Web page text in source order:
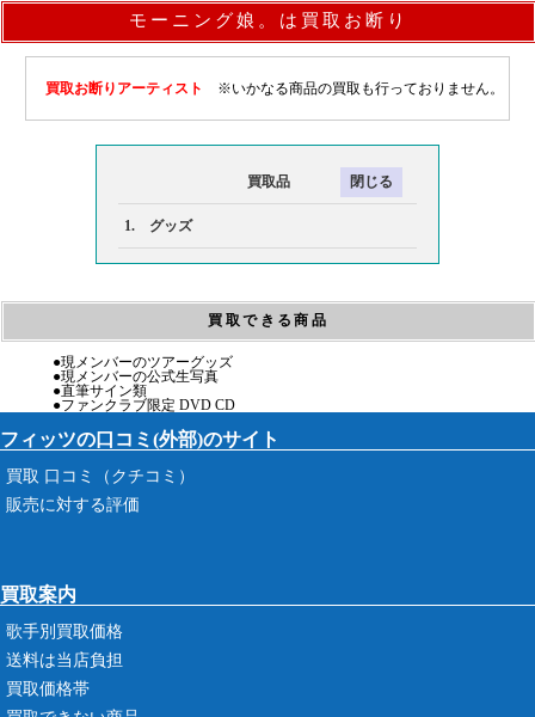
モーニング娘。は買取お断り
買取お断りアーティスト ※いかなる商品の買取も行っておりません。
買取品
1. グッズ
買取できる商品
●現メンバーのツアーグッズ
●現メンバーの公式生写真
●直筆サイン類
●ファンクラブ限定 DVD CD
フィッツの口コミ(外部)のサイト
買取 口コミ（クチコミ）
販売に対する評価
買取案内
歌手別買取価格
送料は当店負担
買取価格帯